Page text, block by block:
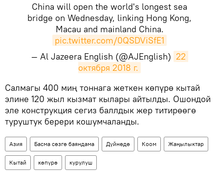
China will open the world's longest sea
bridge on Wednesday, linking Hong Kong,
Macau and mainland China.
pic.twitter.com/0QSDViSfE1
— Al Jazeera English (@AJEnglish) 22
октября 2018 г.
​Салмагы 400 миң тоннага жеткен көпүрө кытай
элине 120 жыл кызмат кылары айтылды. Ошондой
эле конструкция сегиз баллдык жер титирөөгө
туруштук берери кошумчаланды.
Азия Басма сөзгө баяндама Дүйнөдө Коом Жаңылыктар
Кытай көпүрө курулуш